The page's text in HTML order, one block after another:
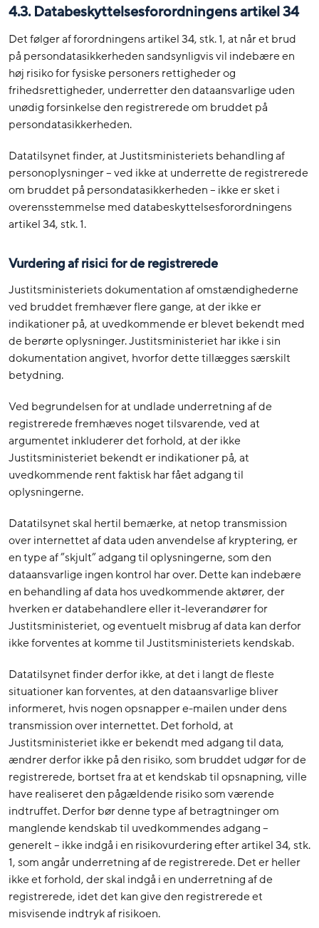
4.3. Databeskyttelsesforordningens artikel 34
Det følger af forordningens artikel 34, stk. 1, at når et brud
på persondatasikkerheden sandsynligvis vil indebære en
høj risiko for fysiske personers rettigheder og
frihedsrettigheder, underretter den dataansvarlige uden
unødig forsinkelse den registrerede om bruddet på
persondatasikkerheden.
Datatilsynet finder, at Justitsministeriets behandling af
personoplysninger – ved ikke at underrette de registrerede
om bruddet på persondatasikkerheden – ikke er sket i
overensstemmelse med databeskyttelsesforordningens
artikel 34, stk. 1.
Vurdering af risici for de registrerede
Justitsministeriets dokumentation af omstændighederne
ved bruddet fremhæver flere gange, at der ikke er
indikationer på, at uvedkommende er blevet bekendt med
de berørte oplysninger. Justitsministeriet har ikke i sin
dokumentation angivet, hvorfor dette tillægges særskilt
betydning.
Ved begrundelsen for at undlade underretning af de
registrerede fremhæves noget tilsvarende, ved at
argumentet inkluderer det forhold, at der ikke
Justitsministeriet bekendt er indikationer på, at
uvedkommende rent faktisk har fået adgang til
oplysningerne.
Datatilsynet skal hertil bemærke, at netop transmission
over internettet af data uden anvendelse af kryptering, er
en type af ”skjult” adgang til oplysningerne, som den
dataansvarlige ingen kontrol har over. Dette kan indebære
en behandling af data hos uvedkommende aktører, der
hverken er databehandlere eller it-leverandører for
Justitsministeriet, og eventuelt misbrug af data kan derfor
ikke forventes at komme til Justitsministeriets kendskab.
Datatilsynet finder derfor ikke, at det i langt de fleste
situationer kan forventes, at den dataansvarlige bliver
informeret, hvis nogen opsnapper e-mailen under dens
transmission over internettet. Det forhold, at
Justitsministeriet ikke er bekendt med adgang til data,
ændrer derfor ikke på den risiko, som bruddet udgør for de
registrerede, bortset fra at et kendskab til opsnapning, ville
have realiseret den pågældende risiko som værende
indtruffet. Derfor bør denne type af betragtninger om
manglende kendskab til uvedkommendes adgang –
generelt – ikke indgå i en risikovurdering efter artikel 34, stk.
1, som angår underretning af de registrerede. Det er heller
ikke et forhold, der skal indgå i en underretning af de
registrerede, idet det kan give den registrerede et
misvisende indtryk af risikoen.